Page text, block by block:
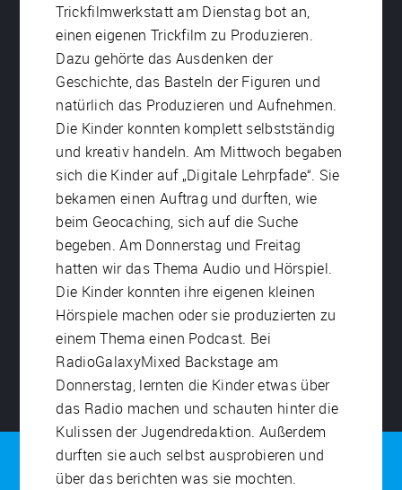
Trickfilmwerkstatt am Dienstag bot an,
einen eigenen Trickfilm zu Produzieren.
Dazu gehörte das Ausdenken der
Geschichte, das Basteln der Figuren und
natürlich das Produzieren und Aufnehmen.
Die Kinder konnten komplett selbstständig
und kreativ handeln. Am Mittwoch begaben
sich die Kinder auf „Digitale Lehrpfade“. Sie
bekamen einen Auftrag und durften, wie
beim Geocaching, sich auf die Suche
begeben. Am Donnerstag und Freitag
hatten wir das Thema Audio und Hörspiel.
Die Kinder konnten ihre eigenen kleinen
Hörspiele machen oder sie produzierten zu
einem Thema einen Podcast. Bei
RadioGalaxyMixed Backstage am
Donnerstag, lernten die Kinder etwas über
das Radio machen und schauten hinter die
Kulissen der Jugendredaktion. Außerdem
durften sie auch selbst ausprobieren und
über das berichten was sie mochten.